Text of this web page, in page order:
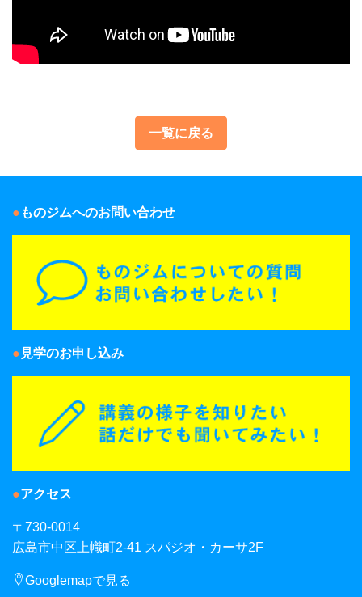
一覧に戻る
ものジムへのお問い合わせ
見学のお申し込み
アクセス
〒730-0014
広島市中区上幟町2-41 スパジオ・カーサ2F
Googlemapで見る